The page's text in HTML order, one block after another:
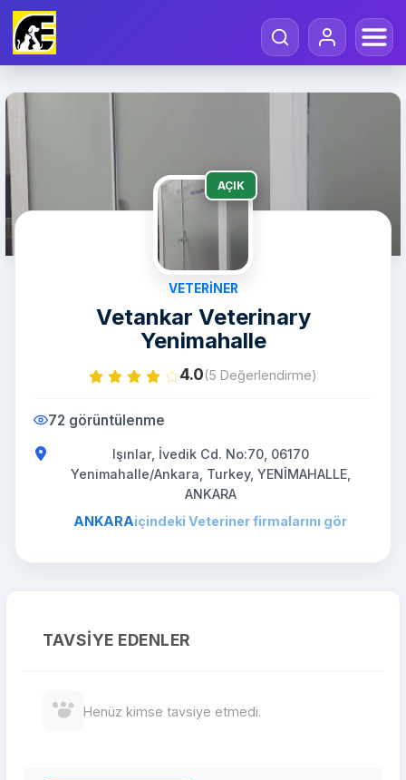
AÇIK
VETERINER
Vetankar Veterinary
Yenimahalle
4.0(5 Değerlendirme)
72 görüntülenme
Işınlar, İvedik Cd. No:70, 06170
Yenimahalle/Ankara, Turkey, YENİMAHALLE,
ANKARA
ANKARAiçindeki Veteriner firmalarını gör
TAVSIYE EDENLER
Henüz kimse tavsiye etmedi.